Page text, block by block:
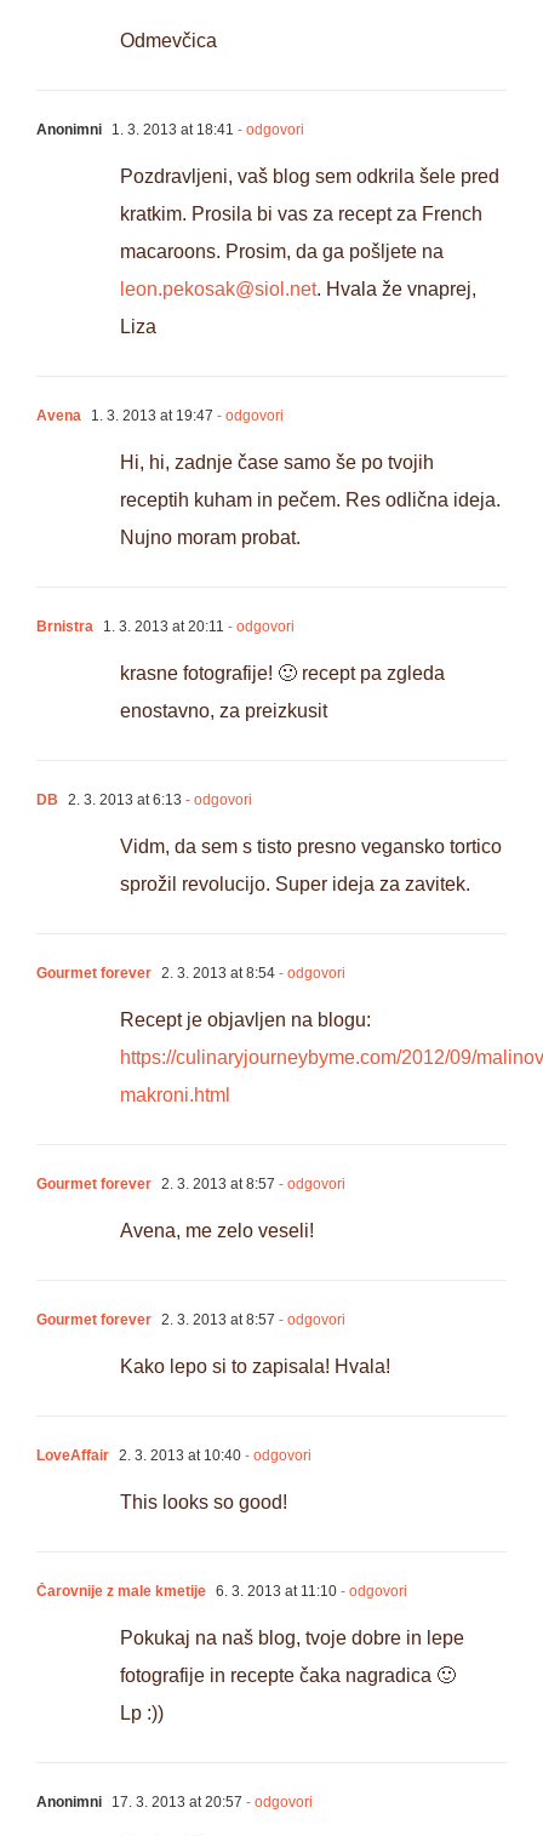
Odmevčica
Anonimni 1. 3. 2013 at 18:41 - odgovori
Pozdravljeni, vaš blog sem odkrila šele pred
kratkim. Prosila bi vas za recept za French
macaroons. Prosim, da ga pošljete na
leon.pekosak@siol.net. Hvala že vnaprej,
Liza
Avena 1. 3. 2013 at 19:47 - odgovori
Hi, hi, zadnje čase samo še po tvojih
receptih kuham in pečem. Res odlična ideja.
Nujno moram probat.
Brnistra 1. 3. 2013 at 20:11 - odgovori
krasne fotografije! 🙂 recept pa zgleda
enostavno, za preizkusit
DB 2. 3. 2013 at 6:13 - odgovori
Vidm, da sem s tisto presno vegansko tortico
sprožil revolucijo. Super ideja za zavitek.
Gourmet forever 2. 3. 2013 at 8:54 - odgovori
Recept je objavljen na blogu:
https://culinaryjourneybyme.com/2012/09/
makroni.html
Gourmet forever 2. 3. 2013 at 8:57 - odgovori
Avena, me zelo veseli!
Gourmet forever 2. 3. 2013 at 8:57 - odgovori
Kako lepo si to zapisala! Hvala!
LoveAffair 2. 3. 2013 at 10:40 - odgovori
This looks so good!
Čarovnije z male kmetije 6. 3. 2013 at 11:10 - odgovori
Pokukaj na naš blog, tvoje dobre in lepe
fotografije in recepte čaka nagradica 🙂
Lp :))
Anonimni 17. 3. 2013 at 20:57 - odgovori